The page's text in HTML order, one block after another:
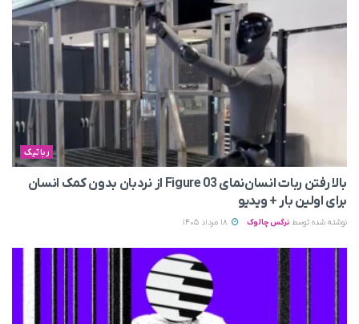
رباتیک
بالا رفتن ربات انسان‌نمای Figure 03 از نردبان بدون کمک انسان
برای اولین بار + ویدیو
نوشته شده توسط نرگس چالوک